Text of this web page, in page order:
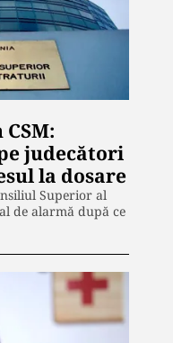
judecători
la dosare
Superior al
de alarmă după ce